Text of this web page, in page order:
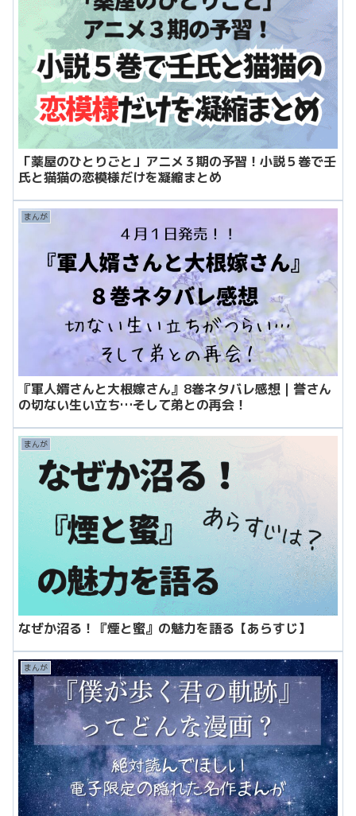
「薬屋のひとりごと」アニメ３期の予習！小説５巻で壬
氏と猫猫の恋模様だけを凝縮まとめ
まんが
『軍人婿さんと大根嫁さん』8巻ネタバレ感想｜誉さん
の切ない生い立ち…そして弟との再会！
まんが
なぜか沼る！『煙と蜜』の魅力を語る【あらすじ】
まんが